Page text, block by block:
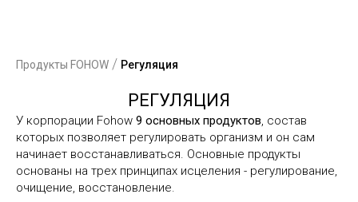
Продукты FOHOW / Регуляция
РЕГУЛЯЦИЯ
У корпорации Fohow 9 основных продуктов, состав
которых позволяет регулировать организм и он сам
начинает восстанавливаться. Основные продукты
основаны на трех принципах исцеления - регулирование,
очищение, восстановление.